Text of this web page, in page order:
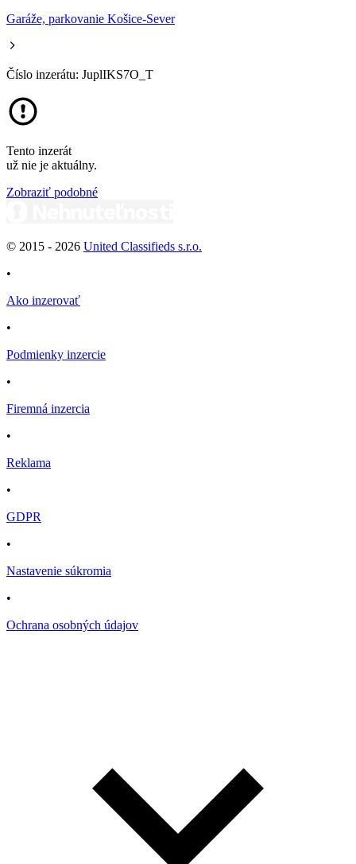
Garáže, parkovanie Košice-Sever
Číslo inzerátu: JuplIKS7O_T
Tento inzerát
už nie je aktuálny.
Zobraziť podobné
© 2015 - 2026 United Classifieds s.r.o.
•
Ako inzerovať
•
Podmienky inzercie
•
Firemná inzercia
•
Reklama
•
GDPR
•
Nastavenie súkromia
•
Ochrana osobných údajov